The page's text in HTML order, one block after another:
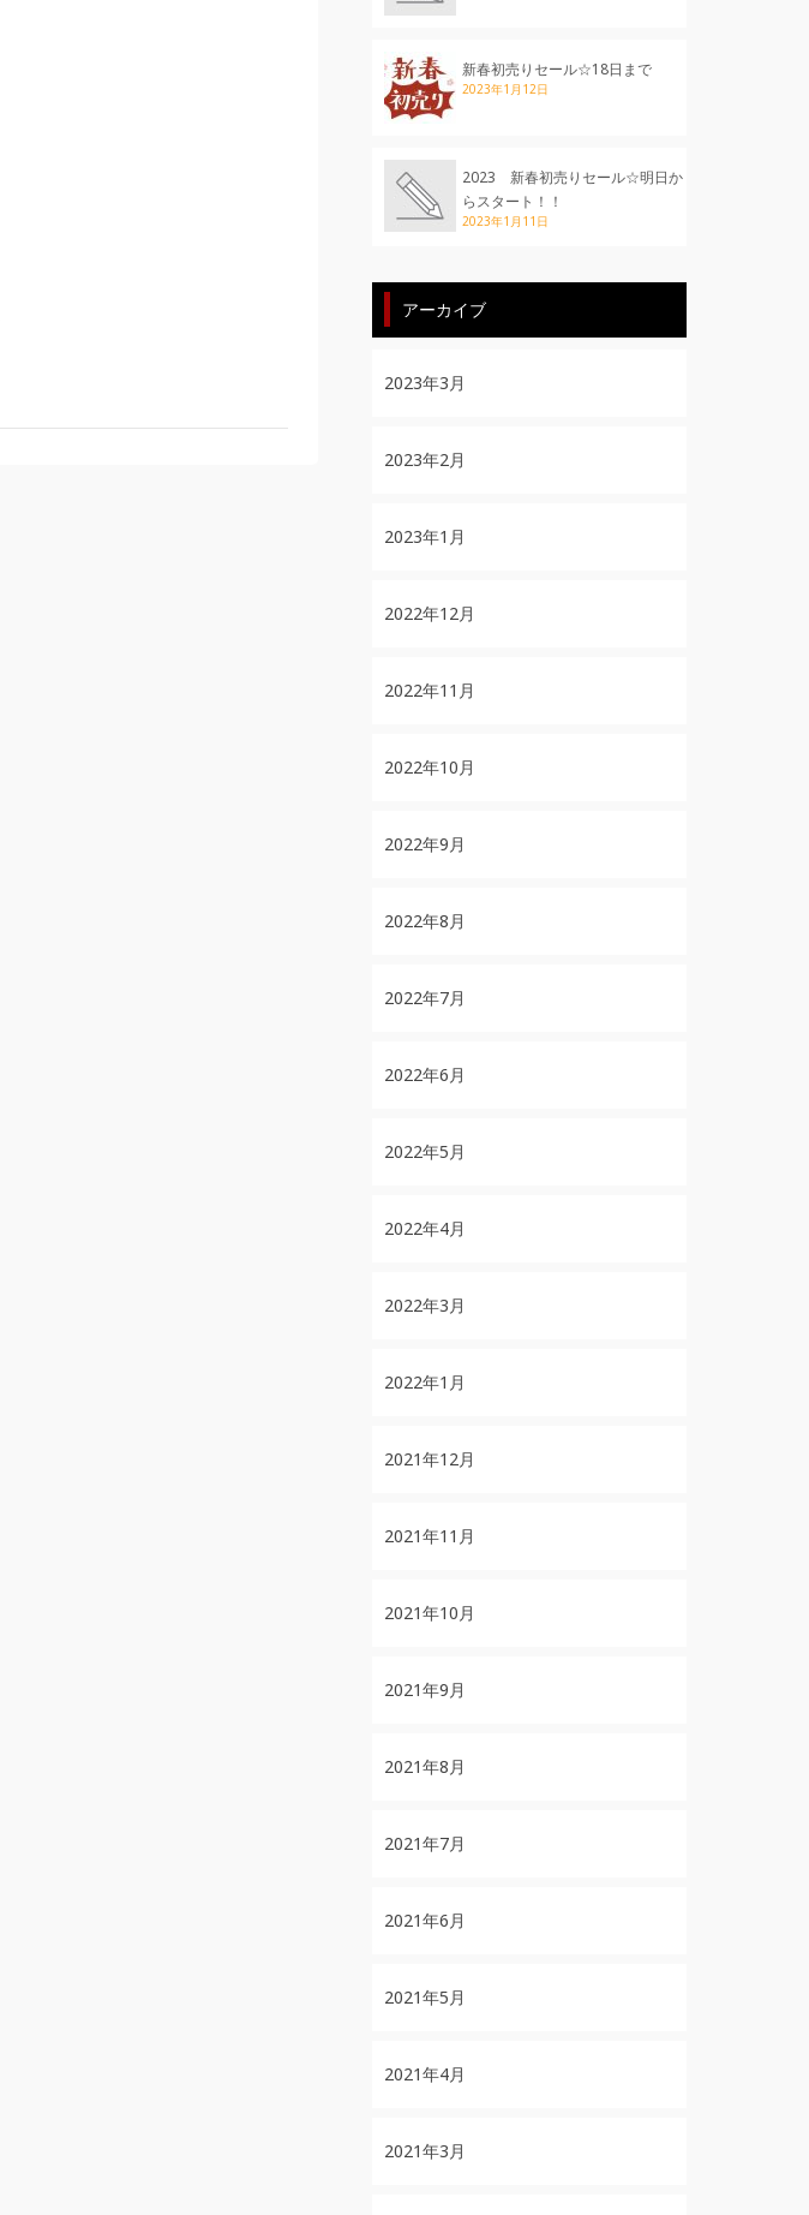
新春初売りセール☆18日まで
2023年1月12日
2023 新春初売りセール☆明日か
らスタート！！
2023年1月11日
アーカイブ
2023年3月
2023年2月
2023年1月
2022年12月
2022年11月
2022年10月
2022年9月
2022年8月
2022年7月
2022年6月
2022年5月
2022年4月
2022年3月
2022年1月
2021年12月
2021年11月
2021年10月
2021年9月
2021年8月
2021年7月
2021年6月
2021年5月
2021年4月
2021年3月